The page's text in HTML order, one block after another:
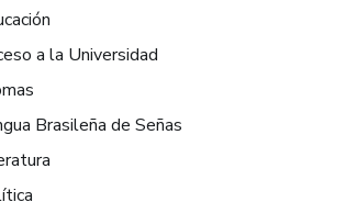
a la Universidad
Brasileña de Señas